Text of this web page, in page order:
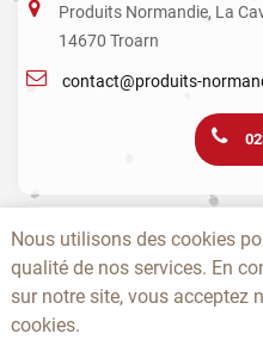
Produits Normandie, La
14670 Troarn
contact@produits-
Nous utilisons des cookies
qualité de nos services. En
sur notre site, vous acceptez
cookies.
pour la santé. La consommation
grossesse, même en faible
graves sur la santé de l’enfant.
A PROPOS -